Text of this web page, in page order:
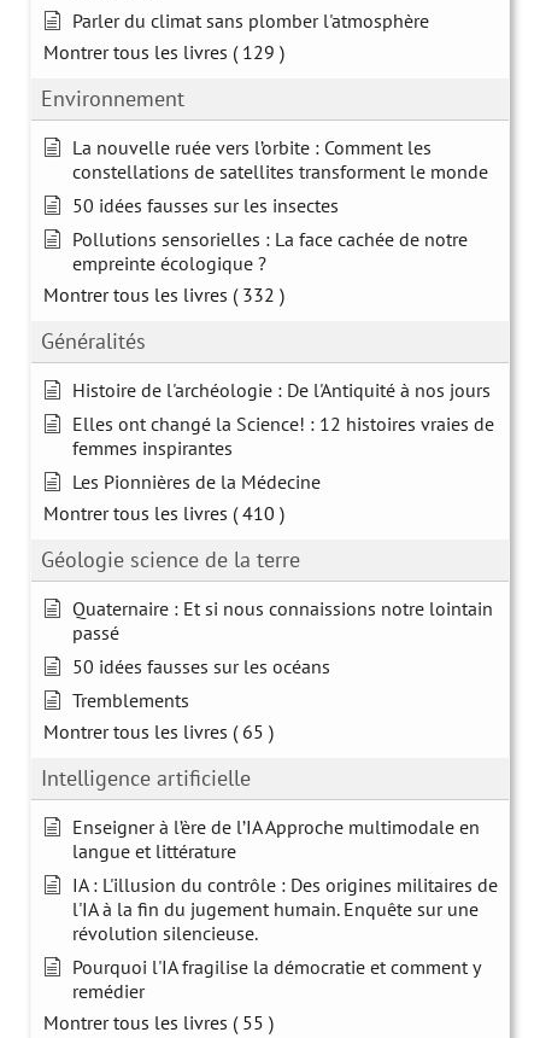
Parler du climat sans plomber l'atmosphère
Montrer tous les livres ( 129 )
Environnement
La nouvelle ruée vers l’orbite : Comment les
constellations de satellites transforment le monde
50 idées fausses sur les insectes
Pollutions sensorielles : La face cachée de notre
empreinte écologique ?
Montrer tous les livres ( 332 )
Généralités
Histoire de l'archéologie : De l'Antiquité à nos jours
Elles ont changé la Science! : 12 histoires vraies de
femmes inspirantes
Les Pionnières de la Médecine
Montrer tous les livres ( 410 )
Géologie science de la terre
Quaternaire : Et si nous connaissions notre lointain
passé
50 idées fausses sur les océans
Tremblements
Montrer tous les livres ( 65 )
Intelligence artificielle
Enseigner à l’ère de l’IA Approche multimodale en
langue et littérature
IA : L'illusion du contrôle : Des origines militaires de
l'IA à la fin du jugement humain. Enquête sur une
révolution silencieuse.
Pourquoi l'IA fragilise la démocratie et comment y
remédier
Montrer tous les livres ( 55 )